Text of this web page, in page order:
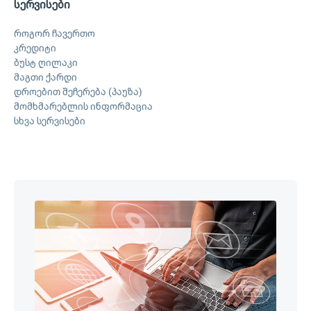
სერვისები
როგორ ჩავერთო
კრედიტი
ბუსტ ღილაკი
მაგთი ქარდი
დროებით შეჩერება (პაუზა)
მომხმარებლის ინფორმაცია
სხვა სერვისები